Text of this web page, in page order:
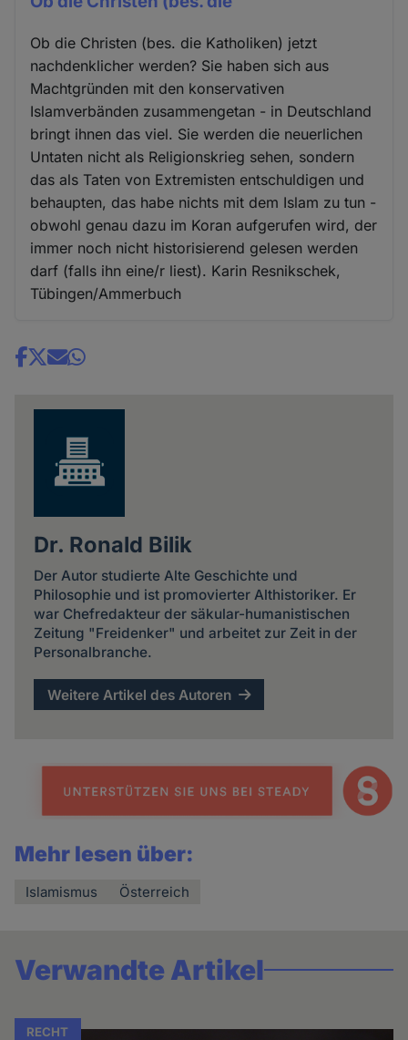
Ob die Christen (bes. die Katholiken) jetzt
nachdenklicher werden? Sie haben sich aus
Machtgründen mit den konservativen
Islamverbänden zusammengetan - in Deutschland
bringt ihnen das viel. Sie werden die neuerlichen
Untaten nicht als Religionskrieg sehen, sondern
das als Taten von Extremisten entschuldigen und
behaupten, das habe nichts mit dem Islam zu tun -
obwohl genau dazu im Koran aufgerufen wird, der
immer noch nicht historisierend gelesen werden
darf (falls ihn eine/r liest). Karin Resnikschek,
Tübingen/Ammerbuch
Share
Dr. Ronald Bilik
Der Autor studierte Alte Geschichte und
Philosophie und ist promovierter Althistoriker. Er
war Chefredakteur der säkular-humanistischen
Zeitung "Freidenker" und arbeitet zur Zeit in der
Personalbranche.
Weitere Artikel des Autoren
Mehr lesen über:
Islamismus Österreich
Verwandte Artikel
RECHT